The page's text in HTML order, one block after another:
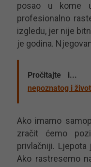
posao u kome
profesionalno
izgledu, jer nije
je godina.
Pročitajte i...
nepoznatog i
Ako imamo
zračit ćemo
privlačniji.
Ako rastresemo